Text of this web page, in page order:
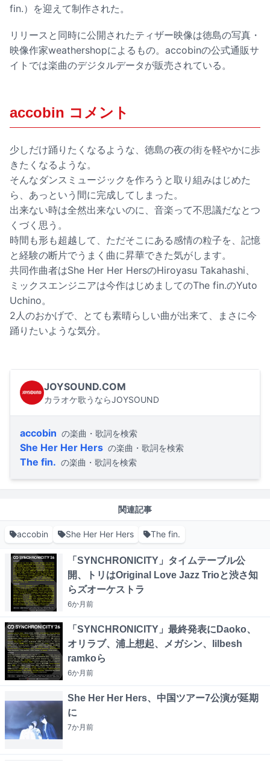
fin.）を迎えて制作された。
リリースと同時に公開されたティザー映像は徳島の写真・
映像作家weathershopによるもの。accobinの公式通販サ
イトでは楽曲のデジタルデータが販売されている。
accobin コメント
少しだけ踊りたくなるような、徳島の夜の街を軽やかに歩
きたくなるような。
そんなダンスミュージックを作ろうと取り組みはじめた
ら、あっという間に完成してしまった。
出来ない時は全然出来ないのに、音楽って不思議だなとつ
くづく思う。
時間も形も超越して、ただそこにある感情の粒子を、記憶
と経験の断片でうまく曲に昇華できた気がします。
共同作曲者はShe Her Her HersのHiroyasu Takahashi、
ミックスエンジニアは今作はじめましてのThe fin.のYuto
Uchino。
2人のおかげで、とても素晴らしい曲が出来て、まさに今
踊りたいような気分。
JOYSOUND.COM
カラオケ歌うならJOYSOUND
accobin の楽曲・歌詞を検索
She Her Her Hers の楽曲・歌詞を検索
The fin. の楽曲・歌詞を検索
関連記事
accobin She Her Her Hers The fin.
「SYNCHRONICITY」タイムテーブル公
開、トリはOriginal Love Jazz Trioと渋さ知
らズオーケストラ
6か月前
「SYNCHRONICITY」最終発表にDaoko、
オリラブ、浦上想起、メガシン、lilbesh
ramkoら
6か月前
She Her Her Hers、中国ツアー7公演が延期
に
7か月前